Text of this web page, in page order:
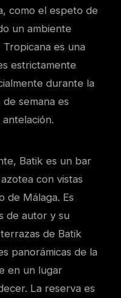
como el espeto de
un ambiente
Tropicana es una
estrictamente
durante la
semana es
Batik es un bar
con vistas
de Málaga. Es
de autor y su
de Batik
panorámicas de la
en un lugar
La reserva es